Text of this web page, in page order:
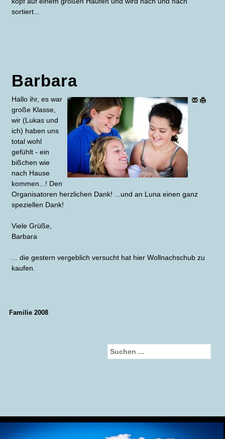
sortiert...
Barbara
Hallo ihr, es war
große Klasse,
wir (Lukas und
ich) haben uns
total wohl
gefühlt - ein
bißchen wie
nach Hause
kommen...! Den
Organisatoren herzlichen Dank! ...und an Luna einen ganz
speziellen Dank!
Viele Grüße,
Barbara
... die gestern vergeblich versucht hat hier Wollnachschub zu
kaufen.
Familie 2008